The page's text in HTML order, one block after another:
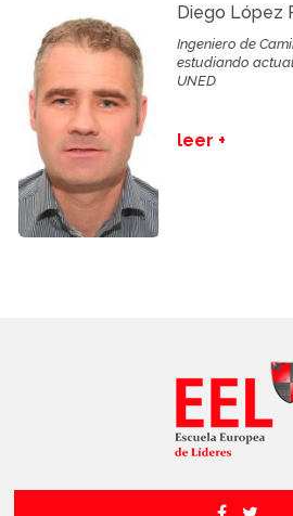
Diego López
Ingeniero de
estudiando
UNED
leer +